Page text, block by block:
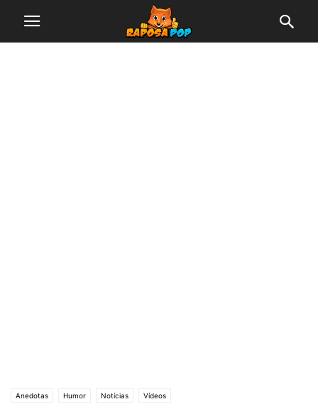
Anedotas Humor Notícias Vídeos